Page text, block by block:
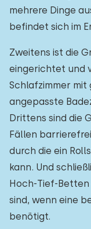
mehrere Dinge
befindet sich im
Zweitens ist die
eingerichtet und
Schlafzimmer
angepasste
Drittens sind die
Fällen
durch die ein
kann. Und
Hoch-Tief-
sind, wenn eine
benötigt.